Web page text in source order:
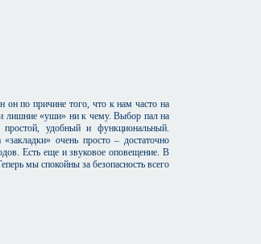
по причине того, что к нам часто на
лишние «уши» ни к чему. Выбор пал на
удобный и функциональный.
очень просто – достаточно
Есть еще и звуковое оповещение. В
мы спокойны за безопасность всего